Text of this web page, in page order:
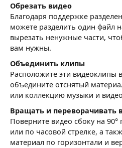
Обрезать видео
Благодаря поддержке
можете разделить один файл
вырезать ненужные части,
вам нужны.
Объединить клипы
Расположите эти видеоклипы
объедините отснятый
или коллекцию музыки и
Вращать и переворачивать
Поверните видео сбоку на 90°
или по часовой стрелке, а
материал по горизонтали и